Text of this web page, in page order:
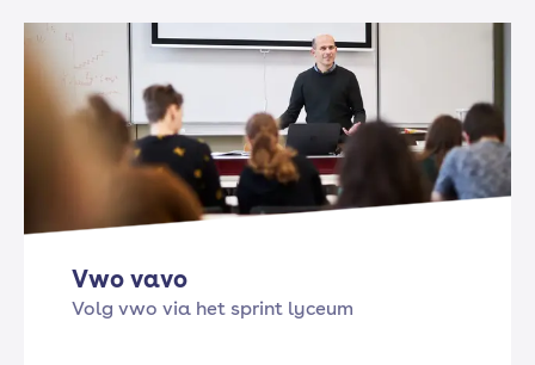
Vwo vavo
Volg vwo via het sprint lyceum